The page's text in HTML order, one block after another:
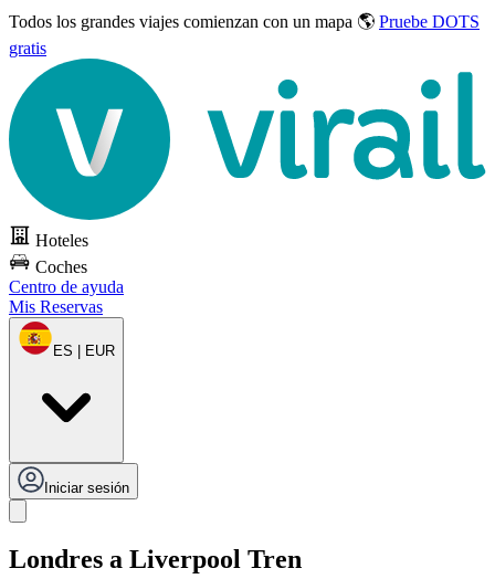
Todos los grandes viajes comienzan con un mapa 🌎 Pruebe DOTS
gratis
Hoteles
Coches
Centro de ayuda
Mis Reservas
ES | EUR
Iniciar sesión
Londres a Liverpool Tren